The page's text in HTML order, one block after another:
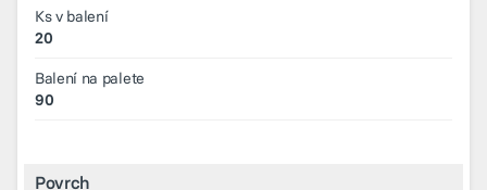
Ks v balení
20
Balení na palete
90
Povrch